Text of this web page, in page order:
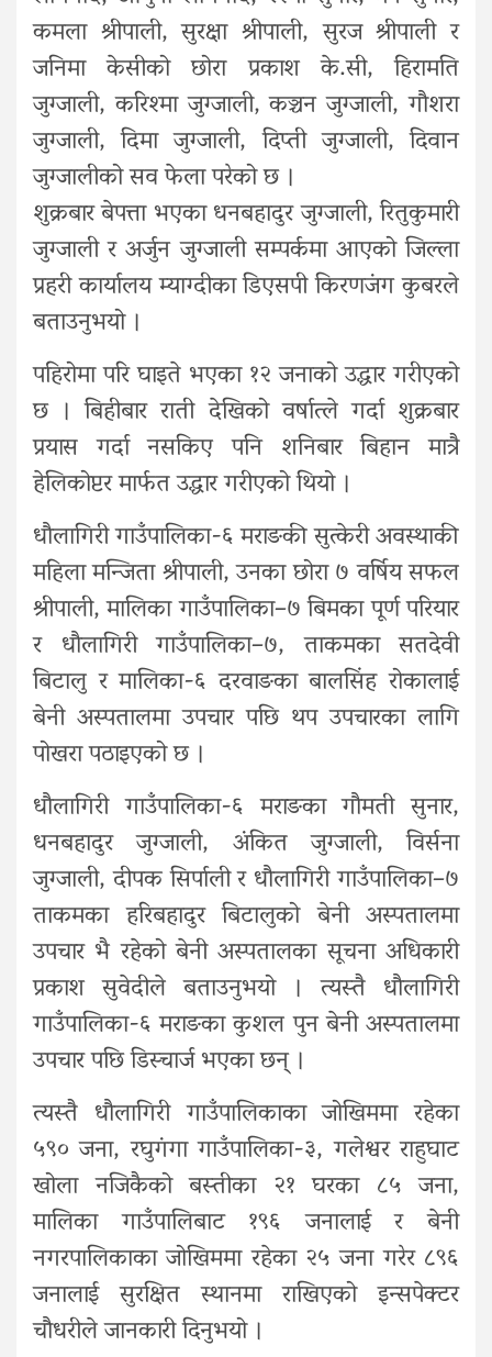
कमला श्रीपाली, सुरक्षा श्रीपाली, सुरज श्रीपाली र
जनिमा केसीको छोरा प्रकाश के.सी, हिरामति
जुग्जाली, करिश्मा जुग्जाली, कञ्चन जुग्जाली, गौशरा
जुग्जाली, दिमा जुग्जाली, दिप्ती जुग्जाली, दिवान
जुग्जालीको सव फेला परेको छ ।
शुक्रबार बेपत्ता भएका धनबहादुर जुग्जाली, रितुकुमारी
जुग्जाली र अर्जुन जुग्जाली सम्पर्कमा आएको जिल्ला
प्रहरी कार्यालय म्याग्दीका डिएसपी किरणजंग कुबरले
बताउनुभयो ।
पहिरोमा परि घाइते भएका १२ जनाको उद्धार गरीएको
छ । बिहीबार राती देखिको वर्षात्ले गर्दा शुक्रबार
प्रयास गर्दा नसकिए पनि शनिबार बिहान मात्रै
हेलिकोप्टर मार्फत उद्धार गरीएको थियो ।
धौलागिरी गाउँपालिका-६ मराङकी सुत्केरी अवस्थाकी
महिला मन्जिता श्रीपाली, उनका छोरा ७ वर्षिय सफल
श्रीपाली, मालिका गाउँपालिका–७ बिमका पूर्ण परियार
र धौलागिरी गाउँपालिका–७, ताकमका सतदेवी
बिटालु र मालिका-६ दरवाङका बालसिंह रोकालाई
बेनी अस्पतालमा उपचार पछि थप उपचारका लागि
पोखरा पठाइएको छ ।
धौलागिरी गाउँपालिका-६ मराङका गौमती सुनार,
धनबहादुर जुग्जाली, अंकित जुग्जाली, विर्सना
जुग्जाली, दीपक सिर्पाली र धौलागिरी गाउँपालिका–७
ताकमका हरिबहादुर बिटालुको बेनी अस्पतालमा
उपचार भै रहेको बेनी अस्पतालका सूचना अधिकारी
प्रकाश सुवेदीले बताउनुभयो । त्यस्तै धौलागिरी
गाउँपालिका-६ मराङका कुशल पुन बेनी अस्पतालमा
उपचार पछि डिस्चार्ज भएका छन् ।
त्यस्तै धौलागिरी गाउँपालिकाका जोखिममा रहेका
५९० जना, रघुगंगा गाउँपालिका-३, गलेश्वर राहुघाट
खोला नजिकैको बस्तीका २१ घरका ८५ जना,
मालिका गाउँपालिबाट १९६ जनालाई र बेनी
नगरपालिकाका जोखिममा रहेका २५ जना गरेर ८९६
जनालाई सुरक्षित स्थानमा राखिएको इन्सपेक्टर
चौधरीले जानकारी दिनुभयो ।